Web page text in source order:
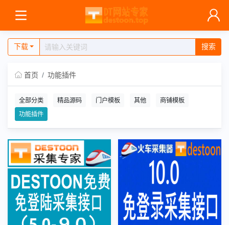
下载 搜索
首页 功能插件
全部分类 精品源码 门户模板 其他
商铺模板
功能插件